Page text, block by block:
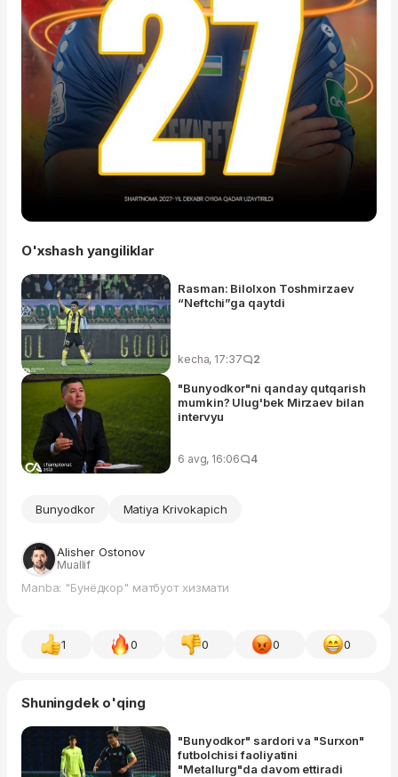
O'xshash yangiliklar
Rasman: Bilolxon Toshmirzaev
“Neftchi”ga qaytdi
kecha, 17:37 2
"Bunyodkor"ni qanday qutqarish
mumkin? Ulug'bek Mirzaev bilan
intervyu
6 avg, 16:06 4
Bunyodkor Matiya Krivokapich
Alisher Ostonov
Muallif
Manba: "Бунёдкор" матбуот хизмати
1 0 0 0 0
Shuningdek o'qing
"Bunyodkor" sardori va "Surxon"
futbolchisi faoliyatini
"Metallurg"da davom ettiradi